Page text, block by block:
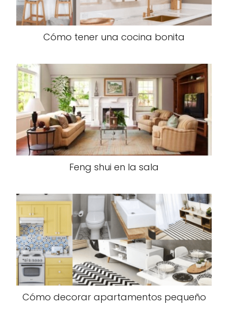
Cómo tener una cocina bonita
Feng shui en la sala
Cómo decorar apartamentos pequeño